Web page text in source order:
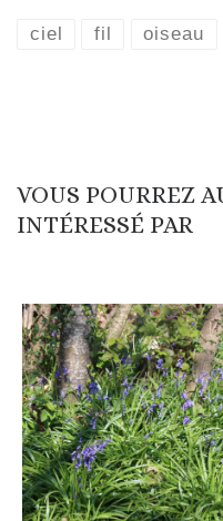
ciel fil oiseau
VOUS POURREZ
INTÉRESSÉ PAR